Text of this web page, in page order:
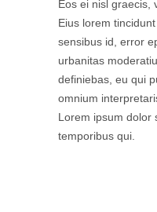
Eos ei nisl graecis,
Eius lorem
sensibus id, error
urbanitas
definiebas, eu qui
omnium
Lorem ipsum dolor
temporibus qui.